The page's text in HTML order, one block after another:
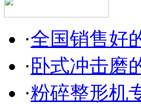
·全国销售好
· 卧式冲击磨
·粉碎整形机